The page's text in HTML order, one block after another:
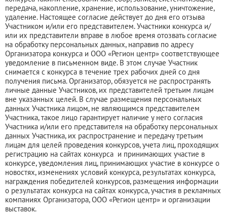
передача, накопление, хранение, использование, уничтожение,
удаление. Настоящее согласие действует до дня его отзыва
Участником и/или его представителем. Участники конкурса и/
или их представители вправе в любое время отозвать согласие
на обработку персональных данных, направив по адресу
Организатора конкурса и ООО «Регион центр» соответствующее
уведомление в письменном виде. В этом случае Участник
снимается с конкурса в течение трех рабочих дней со дня
получения письма. Организатор, обязуется не распространять
личные данные Участников, их представителей третьим лицам
вне указанных целей. В случае размещения персональных
данных Участника лицом, не являющимся представителем
Участника, такое лицо гарантирует наличие у него согласия
Участника и/или его представителя на обработку персональных
данных Участника, их распространение и передачу третьим
лицам для целей проведения конкурсов, учета лиц, проходящих
регистрацию на сайтах конкурса и принимающих участие в
конкурсе, уведомления лиц, принимающих участие в конкурсе о
новостях, изменениях условий конкурса, результатах конкурса,
награждения победителей конкурсов, размещения информации
о результатах конкурса на сайтах конкурса, участия в рекламных
компаниях Организатора, ООО «Регион центр» и организации
выставок.